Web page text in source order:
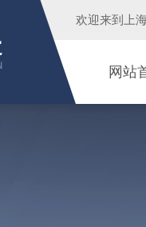
欢迎来到 上
网站